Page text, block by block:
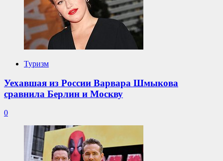
Туризм
Уехавшая из России Варвара Шмыкова
сравнила Берлин и Москву
0